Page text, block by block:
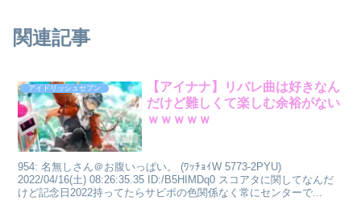
関連記事
アイドリッシュセブン
【アイナナ】リバレ曲は好きなん
だけど難しくて楽しむ余裕がない
ｗｗｗｗｗ
954: 名無しさん＠お腹いっぱい。 (ﾜｯﾁｮｲW 5773-2PYU)
2022/04/16(土) 08:26:35.35 ID:/B5HIMDq0 スコアタに関してなんだ
けど記念日2022持ってたらサビボの色関係なく常にセンターで...